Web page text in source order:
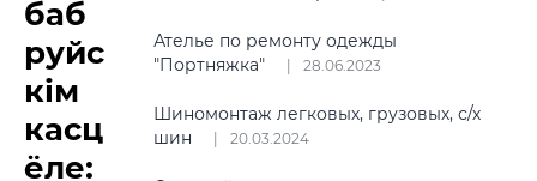
баб
руйс
кім
касц
ёле:
Ателье по ремонту одежды
"Портняжка"
28.06.2023
Шиномонтаж легковых, грузовых, с/х
шин
20.03.2024